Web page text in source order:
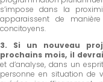
s’impose dans la
apparaissent de
concitoyens.
3.
Si un nouveau
prochains mois, il
et d’analyse, dans un
personne en situation de